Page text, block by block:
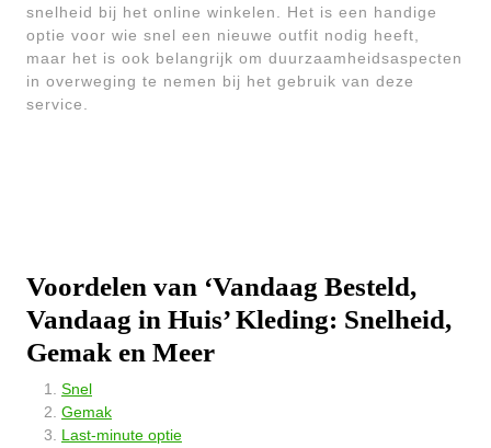
snelheid bij het online winkelen. Het is een handige
optie voor wie snel een nieuwe outfit nodig heeft,
maar het is ook belangrijk om duurzaamheidsaspecten
in overweging te nemen bij het gebruik van deze
service.
Voordelen van ‘Vandaag Besteld,
Vandaag in Huis’ Kleding: Snelheid,
Gemak en Meer
Snel
Gemak
Last-minute optie